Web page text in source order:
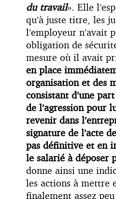
du travail». Elle
qu’à juste titre, les
l’employeur n’avait
obligation de
mesure où il avait
en place
organisation et des
consistant d’une
de l’agression pour
revenir dans
signature de l’acte
pas définitive et en
le salarié à déposer
donne ainsi une
les actions à mettre
finalement assez